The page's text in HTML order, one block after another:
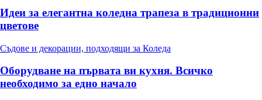
Идеи за елегантна коледна трапеза в традиционни
цветове
Съдове и декорации, подходящи за Коледа
Оборудване на първата ви кухня. Всичко
необходимо за едно начало